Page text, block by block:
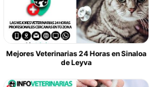
Mejores Veterinarias 24 Horas en Sinaloa
de Leyva